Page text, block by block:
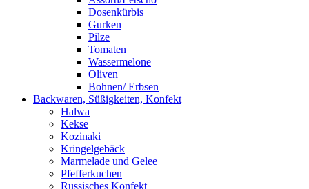
Dosenkürbis
Gurken
Pilze
Tomaten
Wassermelone
Oliven
Bohnen/ Erbsen
Backwaren, Süßigkeiten, Konfekt
Halwa
Kekse
Kozinaki
Kringelgebäck
Marmelade und Gelee
Pfefferkuchen
Russisches Konfekt